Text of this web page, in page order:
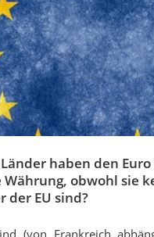
haben den Euro
obwohl sie
der EU sind?
(von Frankreich